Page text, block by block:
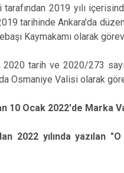
2019 yılı
tarihinde Ankara'da
Kaymakamı olarak
2020 tarih ve 2020/273
Osmaniye Valisi olarak
10 Ocak 2022'de Marka
2022 yılında yazılan